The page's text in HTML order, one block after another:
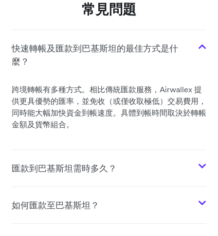
常見問題
快速轉帳及匯款到巴基斯坦的最佳方式是什
麼？
跨境轉帳有多種方式。相比傳統匯款服務，Airwallex 提
供更具優勢的匯率，並免收（或僅收取極低）交易費用，
同時能大幅加快資金到帳速度。具體到帳時間取決於轉帳
金額及貨幣組合。
匯款到巴基斯坦需時多久？
如何匯款至巴基斯坦？